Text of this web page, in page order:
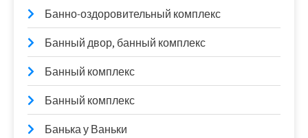
Банно-оздоровительный комплекс
Банный двор, банный комплекс
Банный комплекс
Банный комплекс
Банька у Ваньки